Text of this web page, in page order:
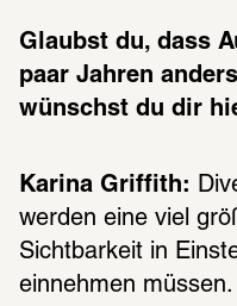
Glaubst du, dass
paar Jahren
wünschst du dir
Karina Griffith:
werden eine viel
Sichtbarkeit in
einnehmen